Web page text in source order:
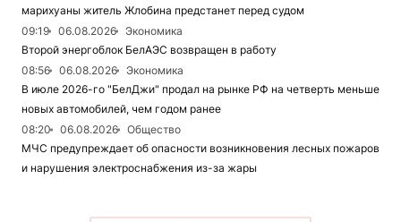
марихуаны житель Жлобина предстанет перед судом
09:19
06.08.2026
Экономика
Второй энергоблок БелАЭС возвращен в работу
08:56
06.08.2026
Экономика
В июле 2026-го "БелДжи" продал на рынке РФ на четверть меньше
новых автомобилей, чем годом ранее
08:20
06.08.2026
Общество
МЧС предупреждает об опасности возникновения лесных пожаров
и нарушения электроснабжения из-за жары